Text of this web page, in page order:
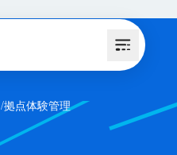
拠点体験管理